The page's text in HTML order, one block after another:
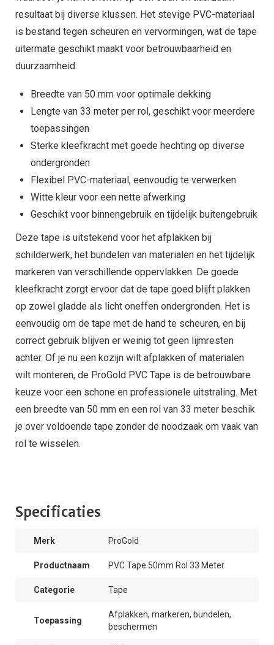
resultaat bij diverse klussen. Het stevige PVC-materiaal
is bestand tegen scheuren en vervormingen, wat de tape
uitermate geschikt maakt voor betrouwbaarheid en
duurzaamheid.
Breedte van 50 mm voor optimale dekking
Lengte van 33 meter per rol, geschikt voor meerdere
toepassingen
Sterke kleefkracht met goede hechting op diverse
ondergronden
Flexibel PVC-materiaal, eenvoudig te verwerken
Witte kleur voor een nette afwerking
Geschikt voor binnengebruik en tijdelijk buitengebruik
Deze tape is uitstekend voor het afplakken bij
schilderwerk, het bundelen van materialen en het tijdelijk
markeren van verschillende oppervlakken. De goede
kleefkracht zorgt ervoor dat de tape goed blijft plakken
op zowel gladde als licht oneffen ondergronden. Het is
eenvoudig om de tape met de hand te scheuren, en bij
correct gebruik blijven er weinig tot geen lijmresten
achter. Of je nu een kozijn wilt afplakken of materialen
wilt monteren, de ProGold PVC Tape is de betrouwbare
keuze voor een schone en professionele uitstraling. Met
een breedte van 50 mm en een rol van 33 meter beschik
je over voldoende tape zonder de noodzaak om vaak van
rol te wisselen.
Specificaties
Merk ProGold
Productnaam PVC Tape 50mm Rol 33 Meter
Categorie Tape
Toepassing
Afplakken, markeren, bundelen,
beschermen